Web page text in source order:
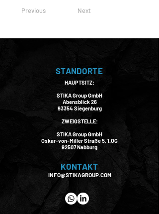
Previous Next
STANDORTE
HAUPTSITZ:
STIKA Group GmbH
Abensblick 26
93354 Siegenburg
ZWEIGSTELLE:
STIKA Group GmbH
Oskar-von-Miller Straße 5, 1.OG
92507 Nabburg
KONTAKT
INFO@STIKAGROUP.COM